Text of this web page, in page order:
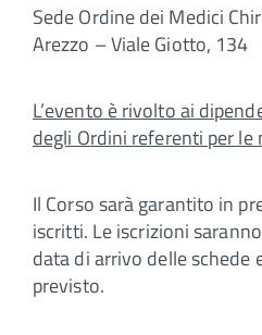
Sede Ordine dei Medici
Arezzo – Viale Giotto, 134
L’evento è rivolto ai
degli Ordini referenti per le
Il Corso sarà garantito in
iscritti. Le iscrizioni
data di arrivo delle schede
previsto.